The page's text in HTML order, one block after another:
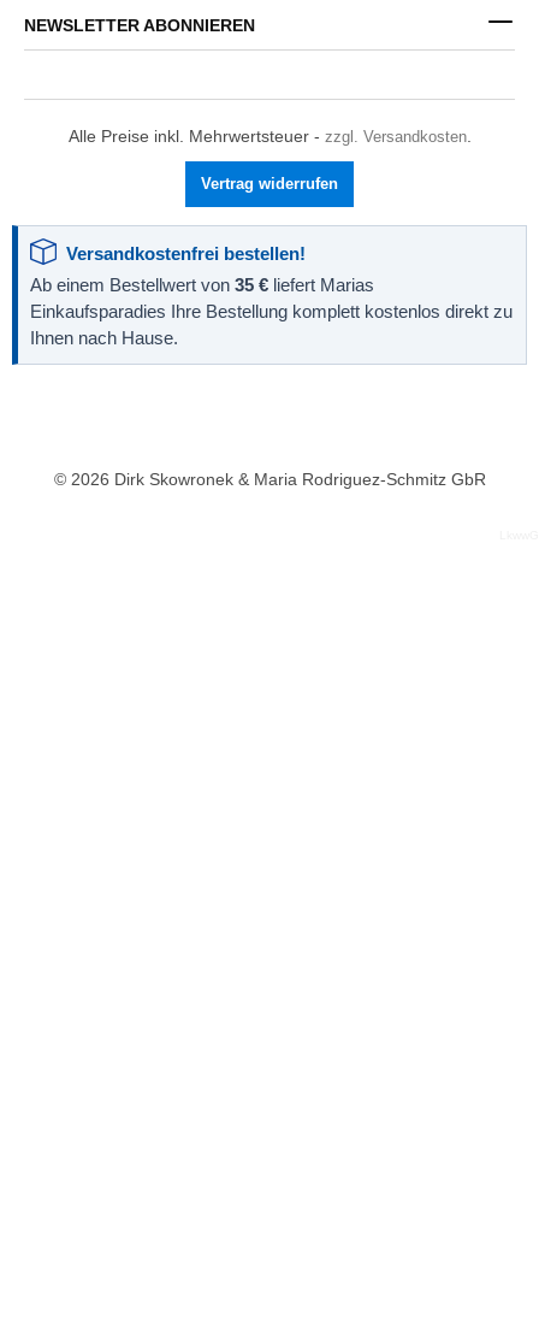
NEWSLETTER ABONNIEREN
Alle Preise inkl. Mehrwertsteuer - zzgl. Versandkosten.
Vertrag widerrufen
Versandkostenfrei bestellen!
Ab einem Bestellwert von 35 € liefert Marias
Einkaufsparadies Ihre Bestellung komplett kostenlos direkt zu
Ihnen nach Hause.
© 2026 Dirk Skowronek & Maria Rodriguez-Schmitz GbR